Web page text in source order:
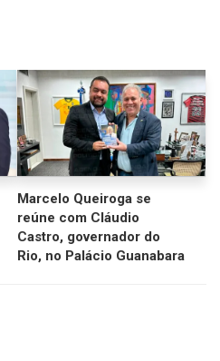
Marcelo Queiroga se
reúne com Cláudio
Castro, governador do
Rio, no Palácio Guanabara